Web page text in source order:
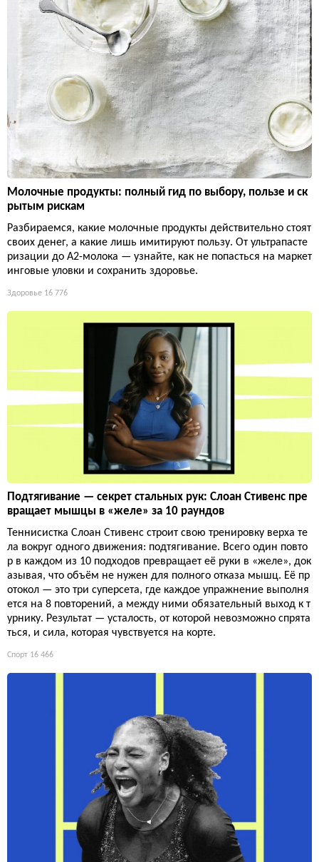
Молочные продукты: полный гид по выбору, пользе и ск
рытым рискам
Разбираемся, какие молочные продукты действительно стоят
своих денег, а какие лишь имитируют пользу. От ультрапасте
ризации до А2-молока — узнайте, как не попасться на маркет
инговые уловки и сохранить здоровье.
Здоровье 16 776
Подтягивание — секрет стальных рук: Слоан Стивенс пре
вращает мышцы в «желе» за 10 раундов
Теннисистка Слоан Стивенс строит свою тренировку верха те
ла вокруг одного движения: подтягивание. Всего один повто
р в каждом из 10 подходов превращает её руки в «желе», док
азывая, что объём не нужен для полного отказа мышц. Её пр
отокол — это три суперсета, где каждое упражнение выполня
ется на 8 повторений, а между ними обязательный выход к т
урнику. Результат — усталость, от которой невозможно спрята
ться, и сила, которая чувствуется на корте.
Спорт 16 466